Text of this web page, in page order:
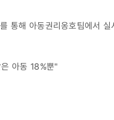
통해 아동권리옹호팀에서
아동 18%뿐"